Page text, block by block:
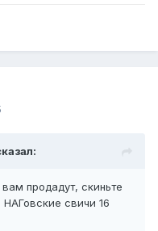
продадут, скиньте
свичи 16